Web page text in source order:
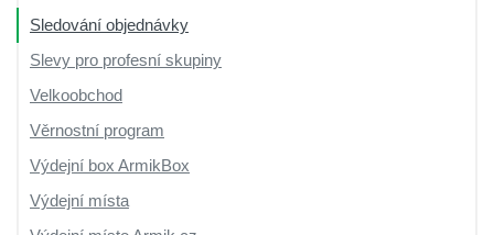
Sledování objednávky
Slevy pro profesní skupiny
Velkoobchod
Věrnostní program
Výdejní box ArmikBox
Výdejní místa